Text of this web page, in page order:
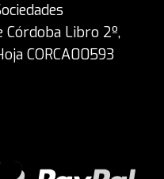
Córdoba Libro 2º,
CORCA00593